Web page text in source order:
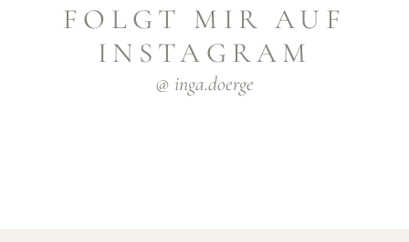
FOLGT MIR AUF
INSTAGRAM
@ inga.doerge